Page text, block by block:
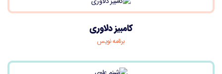
کامبیز دلاوری
برنامه نویس